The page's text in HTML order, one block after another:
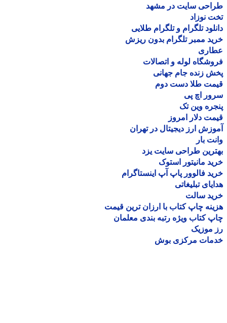
سایت در مشهد
نوزاد
تلگرام و تلگرام طلایی
ممبر تلگرام بدون ریزش
لوله و اتصالات
زنده جام جهانی
طلا دست دوم
اچ پی
وین تک
دلار امروز
ارز دیجیتال در تهران
بار
طراحی سایت یزد
مانیتور استوک
فالوور پاپ آپ اینستاگرام
تبلیغاتی
سالت
چاپ کتاب با ارزان ترین قیمت
کتاب ویژه رتبه بندی معلمان
موزیک
مرکزی بوش